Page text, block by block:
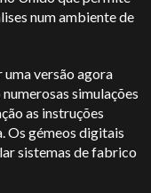
num ambiente de
versão agora
simulações
as instruções
Os gémeos digitais
sistemas de fabrico